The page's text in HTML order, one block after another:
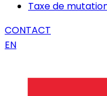
Taxe de
CONTACT
EN